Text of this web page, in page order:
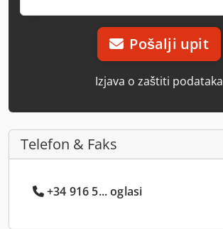
Pošalji upit
Izjava o zaštiti podataka
Telefon & Faks
+34 916 5... oglasi